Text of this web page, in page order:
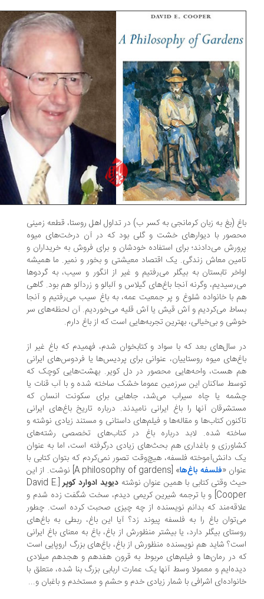
(بغ به زبان کرمانجی به کسر ب) در تداول اهل روستا، قطعه زمینی
با دیوارهای خشت و گلی بود که در آن درخت‌های میوه
می‌دادند؛ برای استفاده خودشان و برای فروش به خریداران و
معاش زندگی. یک اقتصاد معیشتی و بخور و نمیر. ما همیشه
تابستان به بیگلر می‌رفتیم و غیر از انگور و سیب، به گردوها
وگرنه آنجا باغ‌های گیلاس و آلبالو و زردآلو هم بود. گاهی
با خانواده شلوغ و پر جمعیت عمه، به باغ سیب می‌رفتیم و آنجا
می‌کردیم و آش قیش یا‌ آش قلیه می‌خوردیم. آن لحظه‌های سر
و بی‌خیالی، بهترین تجربه‌هایی است که از باغ دارم.
سال‌های بعد که با سواد و کتابخوان شدم، فهمیدم که باغ غیر از
میوه روستاییان، عنوانی برای پردیس‌ها یا فردوس‌های ایرانی
هست، واحه‌هایی محصور در دل کویر. بهشت‌هایی کوچک که
ساکنان این سرزمین عموما خشک ساخته شده و با آب قنات یا
یا چاه سیراب می‌شد، جاهایی برای سکونت انسان که
آنها را باغ ایرانی نامیدند. درباره تاریخ باغ‌های ایرانی
کتاب‌ها و مقاله‌ها و فیلم‌های داستانی و مستند زیادی نوشته و
شده. لابد درباره باغ در کتاب‌های تخصصی رشته‌های
و باغداری هم بحث‌های زیادی درگرفته است، اما به عنوان
دانش‌آموخته فلسفه، هیچ‌وقت تصور نمی‌کردم که بتوان کتابی با
«فلسفه باغ‌ها
» [A philosophy of gardens] نوشت. از این
وقتی کتابی با همین عنوان نوشتهدیوید ادوارد کوپر [David E.
Cooper] و با ترجمه شیرین کریمی دیدم، سخت شگفت زده شدم و
که بدانم نویسنده از چه چیزی صحبت کرده است. چطور
باغ را به فلسفه پیوند زد؟ آیا این باغ، ربطی به باغ‌های
بیگلر دارد، یا بیشتر منظورش از باغ، باغ به معنای باغ ایرانی
شاید هم نویسنده منظورش از باغ، باغ‌های بزرگ اروپایی است
در رمان‌ها و فیلم‌های مربوط به قرون هفدهم و هجدهم میلادی
و معمولا وسط آنها یک عمارت اربابی بزرگ بنا شده، متعلق با
اشرافی با شمار زیادی خدم و حشم و مستخدم و باغبان و...